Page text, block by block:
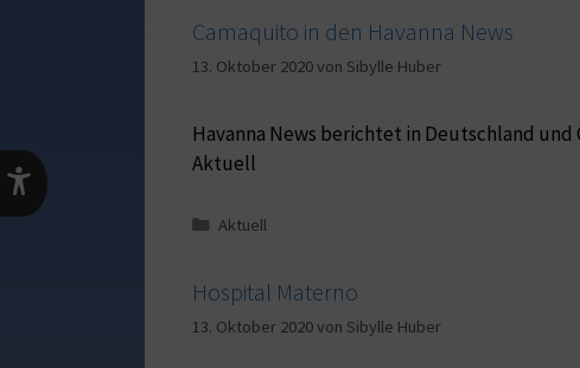
Camaquito in den Havanna News
13. Oktober 2020von Sibylle Huber
Havanna News berichtet in Deutschland
Aktuell
Aktuell
Hospital Materno
13. Oktober 2020von Sibylle Huber